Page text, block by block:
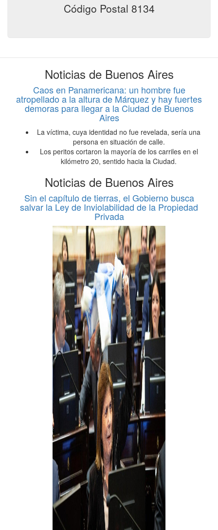
Código Postal 8134
Noticias de Buenos Aires
Caos en Panamericana: un hombre fue
atropellado a la altura de Márquez y hay fuertes
demoras para llegar a la Ciudad de Buenos
Aires
La víctima, cuya identidad no fue revelada, sería una
persona en situación de calle.
Los peritos cortaron la mayoría de los carriles en el
kilómetro 20, sentido hacia la Ciudad.
Noticias de Buenos Aires
Sin el capítulo de tierras, el Gobierno busca
salvar la Ley de Inviolabilidad de la Propiedad
Privada